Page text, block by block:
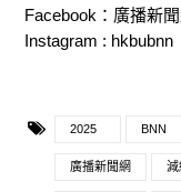
Facebook：廣播新
Instagram : hkbubnn
2025 BNN
廣播新聞網 減